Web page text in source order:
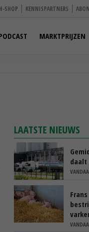
SHOP KENNISPARTNERS
MARKTPRIJZEN
LAATSTE NIEUWS
daalt